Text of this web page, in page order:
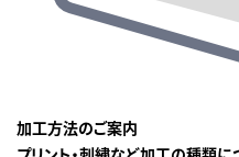
加工方法のご案内